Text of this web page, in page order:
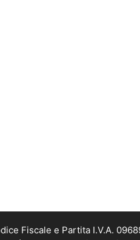
Fiscale e Partita I.V.A.